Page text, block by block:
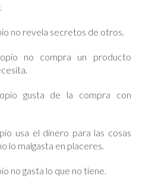
no revela secretos de otros.
no compra un producto
gusta de la compra con
usa el dinero para las cosas
lo malgasta en placeres.
no gasta lo que no tiene.